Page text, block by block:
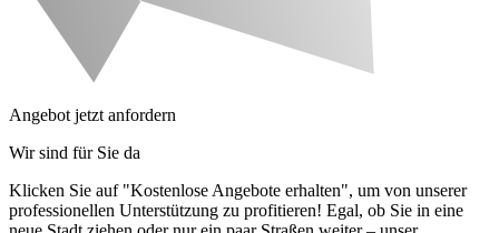
Angebot jetzt anfordern
Wir sind für Sie da
Klicken Sie auf "Kostenlose Angebote erhalten", um von unserer
professionellen Unterstützung zu profitieren! Egal, ob Sie in eine